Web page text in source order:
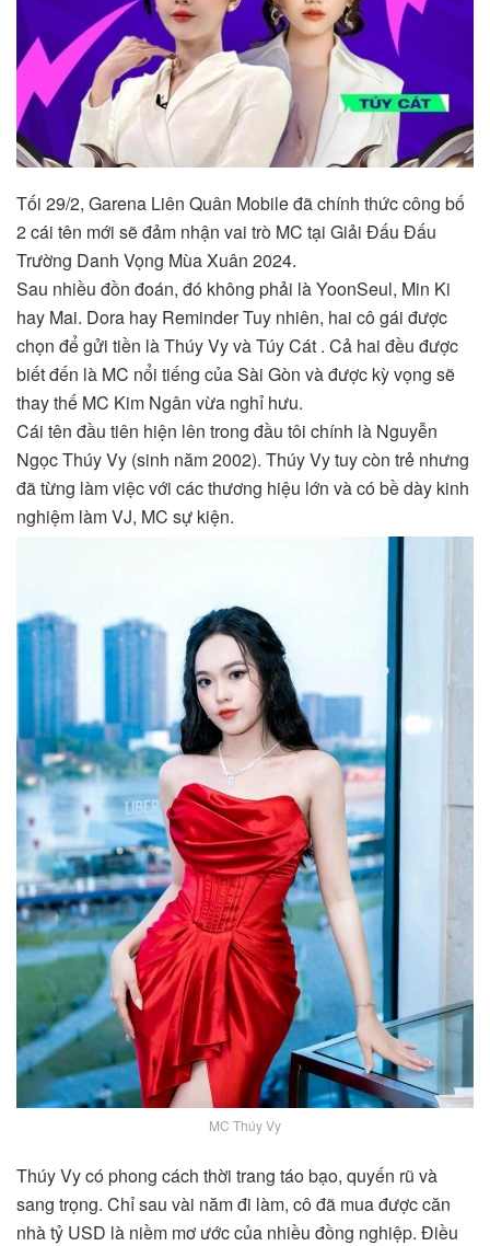
Tối 29/2, Garena Liên Quân Mobile đã chính thức công bố
2 cái tên mới sẽ đảm nhận vai trò MC tại Giải Đấu Đấu
Trường Danh Vọng Mùa Xuân 2024.
Sau nhiều đồn đoán, đó không phải là YoonSeul, Min Ki
hay Mai. Dora hay Reminder Tuy nhiên, hai cô gái được
chọn để gửi tiền là Thúy Vy và Túy Cát . Cả hai đều được
biết đến là MC nổi tiếng của Sài Gòn và được kỳ vọng sẽ
thay thế MC Kim Ngân vừa nghỉ hưu.
Cái tên đầu tiên hiện lên trong đầu tôi chính là Nguyễn
Ngọc Thúy Vy (sinh năm 2002). Thúy Vy tuy còn trẻ nhưng
đã từng làm việc với các thương hiệu lớn và có bề dày kinh
nghiệm làm VJ, MC sự kiện.
MC Thúy Vy
Thúy Vy có phong cách thời trang táo bạo, quyến rũ và
sang trọng. Chỉ sau vài năm đi làm, cô đã mua được căn
nhà tỷ USD là niềm mơ ước của nhiều đồng nghiệp. Điều